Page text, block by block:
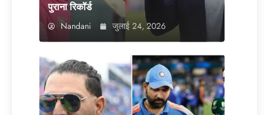
पुराना रिकॉर्ड
Nandani जुलाई 24, 2026